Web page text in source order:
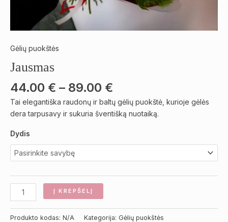
Gėlių puokštės
Jausmas
44.00 € – 89.00 €
Tai elegantiška raudonų ir baltų gėlių puokštė, kurioje gėlės
dera tarpusavy ir sukuria šventišką nuotaiką.
Dydis
Į KREPŠELĮ
Produkto kodas: N/A Kategorija: Gėlių puokštės